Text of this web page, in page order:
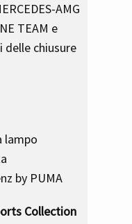
AMG
TEAM e
chiusure
lampo
by PUMA
Collection